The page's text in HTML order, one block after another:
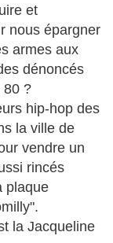
et
nous épargner
armes aux
dénoncés
80 ?
hip-hop des
la ville de
vendre un
rincés
plaque
la Jacqueline